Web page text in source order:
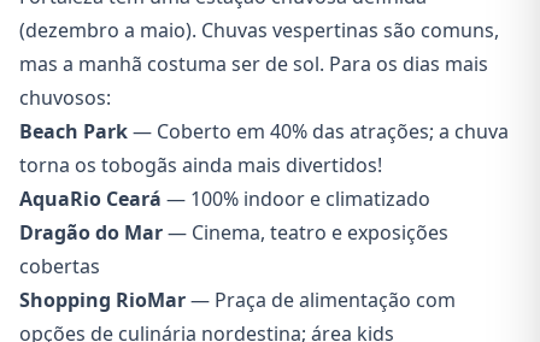
(dezembro a maio). Chuvas vespertinas são comuns,
mas a manhã costuma ser de sol. Para os dias mais
chuvosos:
Beach Park— Coberto em 40% das atrações; a chuva
torna os tobogãs ainda mais divertidos!
AquaRio Ceará — 100% indoor e climatizado
Dragão do Mar— Cinema, teatro e exposições
cobertas
Shopping RioMar— Praça de alimentação com
opções de culinária nordestina; área kids